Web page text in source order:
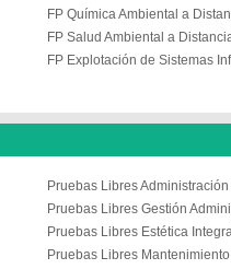
FP Química Ambiental a
FP Salud Ambiental a
FP Explotación de Sistemas
Pruebas Libres
Pruebas Libres Gestión
Pruebas Libres Estética
Pruebas Libres